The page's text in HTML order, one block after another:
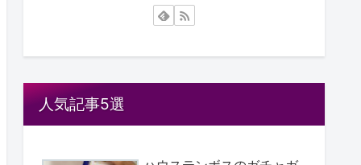
人気記事5選